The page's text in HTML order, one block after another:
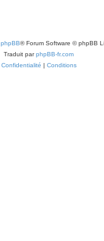
phpBB® Forum Software © phpBB
Traduit parphpBB-fr.com
Confidentialité | Conditions